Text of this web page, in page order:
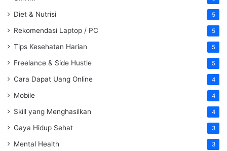
Diet & Nutrisi 5
Rekomendasi Laptop / PC 5
Tips Kesehatan Harian 5
Freelance & Side Hustle 5
Cara Dapat Uang Online 4
Mobile 4
Skill yang Menghasilkan 4
Gaya Hidup Sehat 3
Mental Health 3